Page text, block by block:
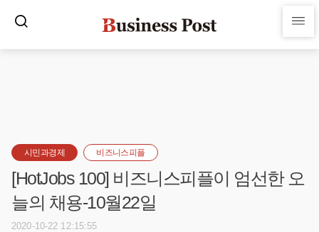
시민과경제 비즈니스피플
[HotJobs 100] 비즈니스피플이 엄선한 오
늘의 채용-10월22일
2020-10-22 12:15:55